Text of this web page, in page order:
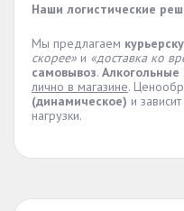
Наши логистические
Мы предлагаем
скорее» и «доставка ко
самовывоз. Алкогольные
лично в магазине.
(динамическое) и
нагрузки.